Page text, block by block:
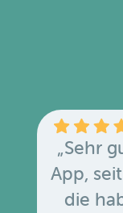
„Sehr
App,
die